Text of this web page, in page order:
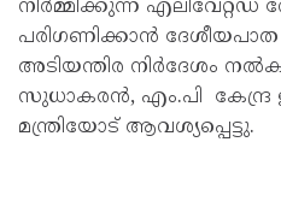
നിർമ്മിക്കുന്ന
പരിഗണിക്കാൻ ദേശീയപാത
അടിയന്തിര നിർദേശം
സുധാകരൻ, എം.പി കേന്ദ്ര
മന്ത്രിയോട് ആവശ്യപ്പെട്ടു.